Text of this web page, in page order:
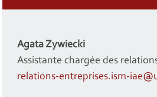
Agata Zywiecki
Assistante chargée des
relations-entreprises.ism-